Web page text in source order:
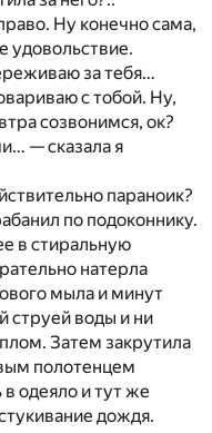
Ну конечно сама,
удовольствие.
за тебя…
с тобой. Ну,
созвонимся, ок?
— сказала я
параноик?
по подоконнику.
в стиральную
натерла
мыла и минут
струей воды и ни
Затем закрутила
полотенцем
в одеяло и тут же
дождя.